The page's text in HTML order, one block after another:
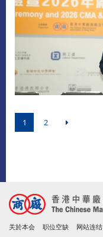
1 2
关於本会 职位空缺 网站连结